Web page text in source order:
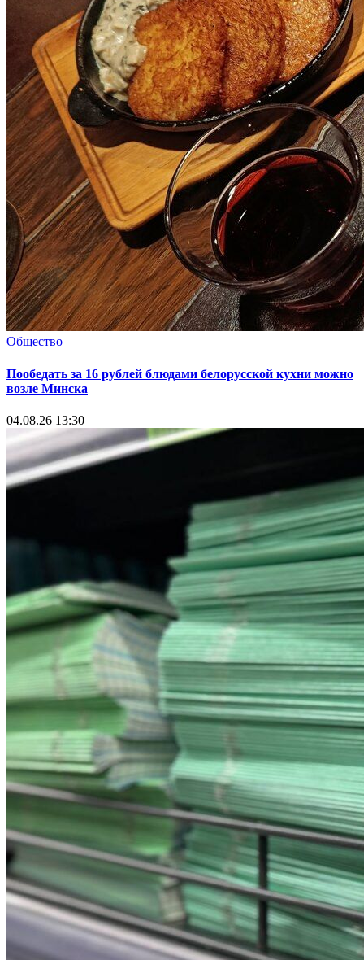
Общество
Пообедать за 16 рублей блюдами белорусской кухни можно
возле Минска
04.08.26 13:30